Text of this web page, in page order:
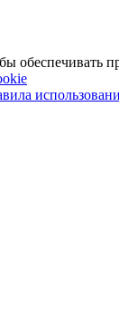
обеспечивать